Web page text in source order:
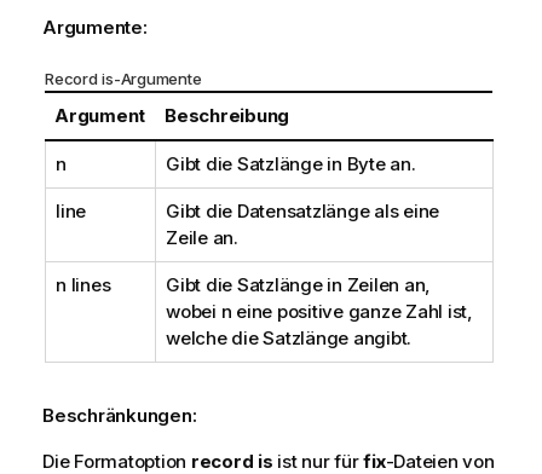
Argumente:
Record is-Argumente
Argument Beschreibung
n Gibt die Satzlänge in Byte an.
line
Gibt die Datensatzlänge als eine
Zeile an.
n lines
Gibt die Satzlänge in Zeilen an,
wobei n eine positive ganze Zahl ist,
welche die Satzlänge angibt.
Beschränkungen:
Die Formatoption record is ist nur fürfix-Dateien von